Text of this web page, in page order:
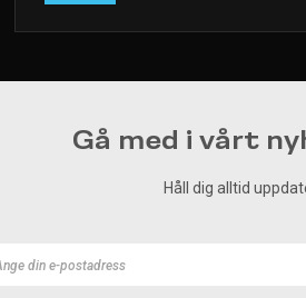
Gå med i vårt
Håll dig alltid